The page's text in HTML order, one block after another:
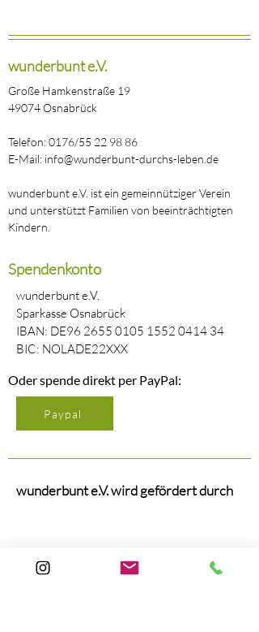
wunderbunt e.V.
Große Hamkenstraße 19
49074 Osnabrück
Telefon: 0176/55 22 98 86
E-Mail: info@wunderbunt-durchs-leben.de
wunderbunt e.V. ist ein gemeinnütziger Verein
und unterstützt Familien von beeinträchtigten
Kindern.
Spendenkonto
wunderbunt e.V.
Sparkasse Osnabrück
IBAN: DE96 2655 0105 1552 0414 34
BIC: NOLADE22XXX
Oder spende direkt per PayPal:
Paypal
wunderbunt e.V. wird gefördert durch